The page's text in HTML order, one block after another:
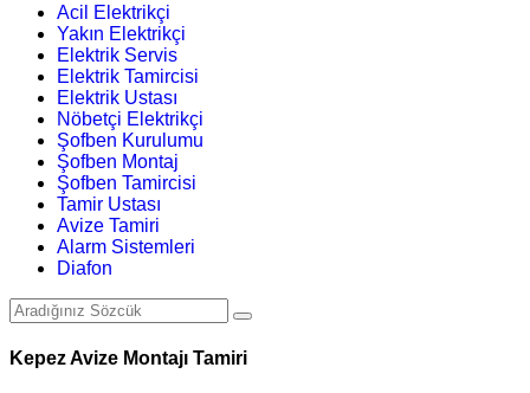
Acil Elektrikçi
Yakın Elektrikçi
Elektrik Servis
Elektrik Tamircisi
Elektrik Ustası
Nöbetçi Elektrikçi
Şofben Kurulumu
Şofben Montaj
Şofben Tamircisi
Tamir Ustası
Avize Tamiri
Alarm Sistemleri
Diafon
Kepez Avize Montajı Tamiri